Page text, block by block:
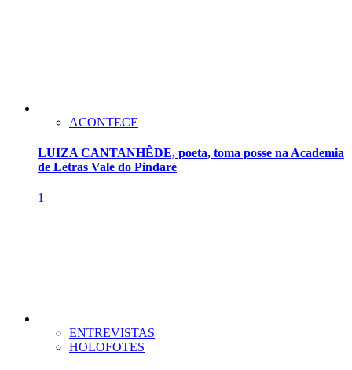
ACONTECE
LUIZA CANTANHÊDE, poeta, toma posse na Academia
de Letras Vale do Pindaré
1
ENTREVISTAS
HOLOFOTES